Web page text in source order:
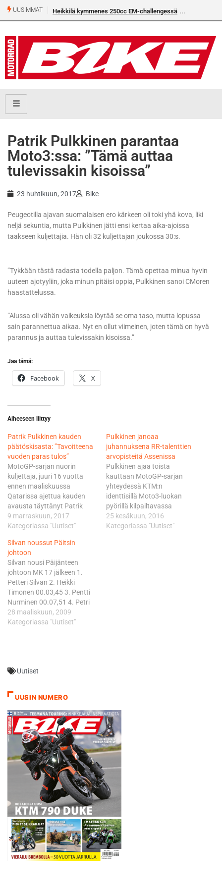
UUSIMMAT Heikkilä kymmenes 250cc EM-challengessä
Patrik Pulkkinen parantaa
Moto3:ssa: ”Tämä auttaa
tulevissakin kisoissa”
23 huhtikuun, 2017 Bike
Peugeotilla ajavan suomalaisen ero kärkeen oli toki yhä kova, liki
neljä sekuntia, mutta Pulkkinen jätti ensi kertaa aika-ajoissa
taakseen kuljettajia. Hän oli 32 kuljettajan joukossa 30:s.
”Tykkään tästä radasta todella paljon. Tämä opettaa minua hyvin
uuteen ajotyyliin, joka minun pitäisi oppia, Pulkkinen sanoi CMoren
haastattelussa.
”Alussa oli vähän vaikeuksia löytää se oma taso, mutta lopussa
sain parannettua aikaa. Nyt en ollut viimeinen, joten tämä on hyvä
parannus ja auttaa tulevissakin kisoissa.”
Jaa tämä:
Facebook X
Aiheeseen liittyy
Patrik Pulkkinen kauden
päätöskisasta: ”Tavoitteena
vuoden paras tulos”
MotoGP-sarjan nuorin
kuljettaja, juuri 16 vuotta
ennen maaliskuussa
Qatarissa ajettua kauden
avausta täyttänyt Patrik
Pulkkinen, on viikonlopun
jälkeen yhtä kokemusta
saa päätökseen
ensimmäisen MM-kautensa,
joka on tarjonnut huikean
määrän kokemusta ja
lukemattomia kilometrejä
ympäri maailman. “Tuntuu
aika oudolta, että tämä on jo
kauden viimeinen kisa.
Lopulta aika…
9 marraskuun, 2017
Kategoriassa "Uutiset"
Pulkkinen janoaa
juhannuksena RR-talenttien
arvopisteitä Assenissa
Pulkkinen ajaa toista
kauttaan MotoGP-sarjan
yhteydessä KTM:n
identtisillä Moto3-luokan
pyörillä kilpailtavassa
Rookies Cupissa. Kausi
käynnistyi huhtikuun
25 kesäkuun, 2016
Kategoriassa "Uutiset"
Silvan noussut Päitsin
johtoon
Silvan nousi Päijänteen
johtoon MK 17 jälkeen 1.
Petteri Silvan 2. Heikki
Timonen 00.03,45 3. Pentti
Nurminen 00.07,51 4. Petri
Pohjamo 00.30,77 5.
Tuomas Ahonen 01.05,53 6.
Nikander 04.56,58 MK 16
28 maaliskuun, 2009
Kategoriassa "Uutiset"
Uutiset
UUSIN NUMERO